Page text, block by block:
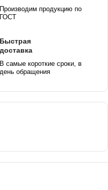
Производим продукцию по
ГОСТ
Быстрая
доставка
В самые короткие сроки, в
день обращения